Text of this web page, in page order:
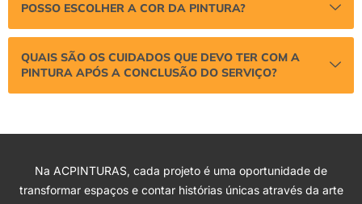
POSSO ESCOLHER A COR DA PINTURA?
QUAIS SÃO OS CUIDADOS QUE DEVO TER COM A
PINTURA APÓS A CONCLUSÃO DO SERVIÇO?
Na ACPINTURAS, cada projeto é uma oportunidade de
transformar espaços e contar histórias únicas através da arte